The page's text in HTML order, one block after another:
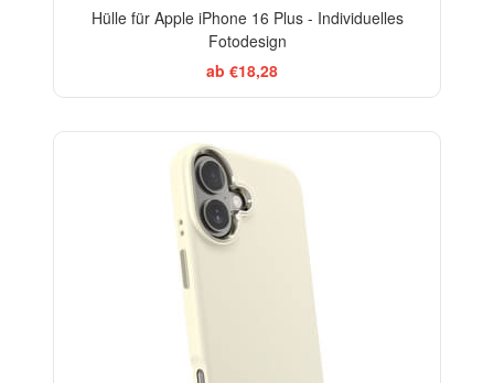
Hülle für Apple iPhone 16 Plus - Individuelles
Fotodesign
ab €18,28